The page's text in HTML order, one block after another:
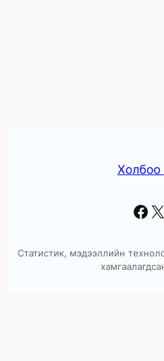
Холбоо
X
Статистик, мэдээллийн